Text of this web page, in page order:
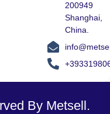
200949
Shanghai,
China.
By Metsell.